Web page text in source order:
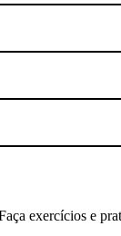
exercícios e